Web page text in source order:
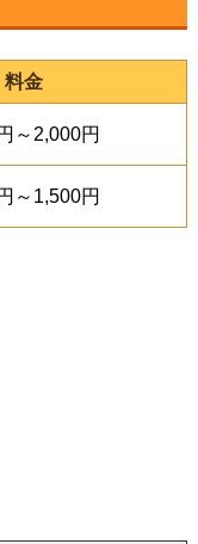
料金
～2,000円
～1,500円